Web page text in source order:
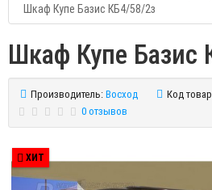
Шкаф Купе Базис КБ4/58/2з
Шкаф Купе Базис
Производитель: Восход Код
0 отзывов
ХИТ